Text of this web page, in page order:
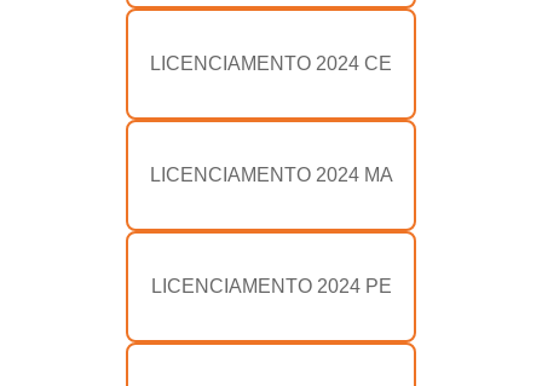
LICENCIAMENTO 2024 CE
LICENCIAMENTO 2024 MA
LICENCIAMENTO 2024 PE